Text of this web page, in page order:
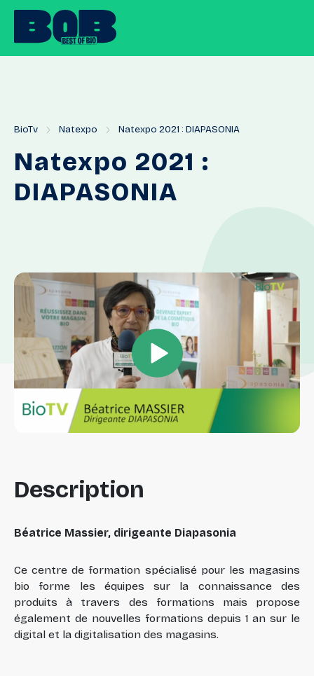
BioTv Natexpo Natexpo 2021 : DIAPASONIA
Natexpo 2021 :
DIAPASONIA
Description
Béatrice Massier, dirigeante Diapasonia
Ce centre de formation spécialisé pour les magasins
bio forme les équipes sur la connaissance des
produits à travers des formations mais propose
également de nouvelles formations depuis 1 an sur le
digital et la digitalisation des magasins.